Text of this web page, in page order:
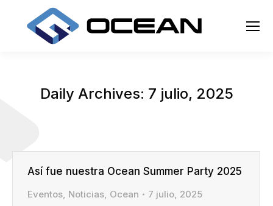
Daily Archives: 7 julio, 2025
Así fue nuestra Ocean Summer Party 2025
Eventos, Noticias, Ocean
7 julio, 2025